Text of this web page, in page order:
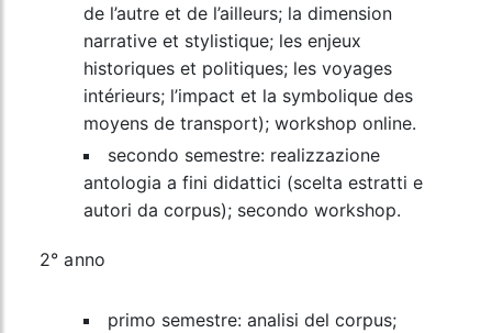
de l’autre et de l’ailleurs; la dimension
narrative et stylistique; les enjeux
historiques et politiques; les voyages
intérieurs; l’impact et la symbolique des
moyens de transport); workshop online.
secondo semestre: realizzazione
antologia a fini didattici (scelta estratti e
autori da corpus); secondo workshop.
2° anno
primo semestre: analisi del corpus;